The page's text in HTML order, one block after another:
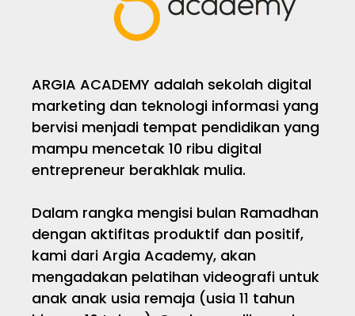
ARGIA ACADEMY adalah sekolah digital
marketing dan teknologi informasi yang
bervisi menjadi tempat pendidikan yang
mampu mencetak 10 ribu digital
entrepreneur berakhlak mulia.
Dalam rangka mengisi bulan Ramadhan
dengan aktifitas produktif dan positif,
kami dari Argia Academy, akan
mengadakan pelatihan videografi untuk
anak anak usia remaja (usia 11 tahun